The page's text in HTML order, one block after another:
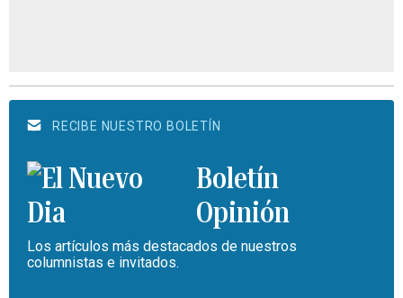
RECIBE NUESTRO BOLETÍN
Boletín
Opinión
Los artículos más destacados de nuestros
columnistas e invitados.